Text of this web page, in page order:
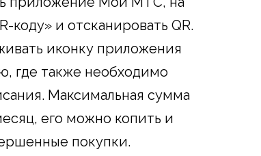
коду» и отсканировать QR.
иконку приложения
где также необходимо
Максимальная сумма
его можно копить и
покупки.